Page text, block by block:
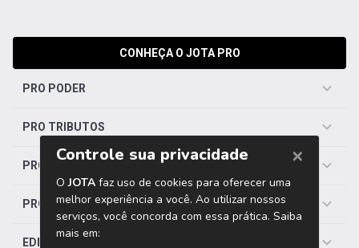
CONHEÇA O JOTA PRO
PRO PODER
PRO TRIBUTOS
PRO TRABALHISTA
PRO SAÚDE
EDITORIAS